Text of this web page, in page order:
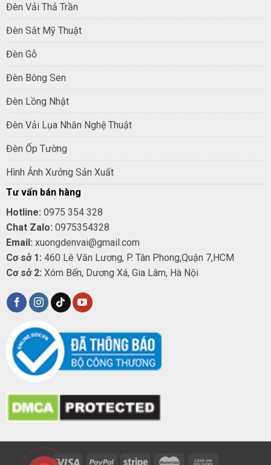
Đèn Vải Thả Trần
Đèn Sắt Mỹ Thuật
Đèn Gỗ
Đèn Bông Sen
Đèn Lồng Nhật
Đèn Vải Lụa Nhăn Nghệ Thuật
Đèn Ốp Tường
Hình Ảnh Xưởng Sản Xuất
Tư vấn bán hàng
Hotline: 0975 354 328
Chat Zalo: 0975354328
Email: xuongdenvai@gmail.com
Cơ sở 1: 460 Lê Văn Lương, P. Tân Phong,Quận 7,HCM
Cơ sở 2: Xóm Bến, Dương Xá, Gia Lâm, Hà Nội